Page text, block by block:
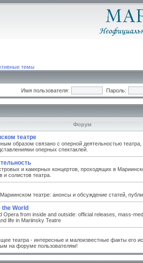
темы
Имя пользователя: Пароль:
Форум
театре
образом связано с оперной деятельностью
оперных спектаклей.
и камерных концертов, проходящих в
и солистов театра.
театре: анонсы и обсуждение статей,
World
Opera from inside and outside: official releases, mass-
life in Mariinsky Teatre
театра - интересные и малоизвестные факты его
на форуме пользователям!